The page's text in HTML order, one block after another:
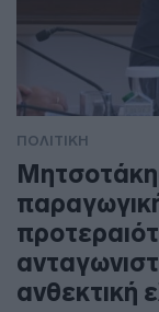
ΠΟΛΙΤΙΚΗ
ανθεκτική